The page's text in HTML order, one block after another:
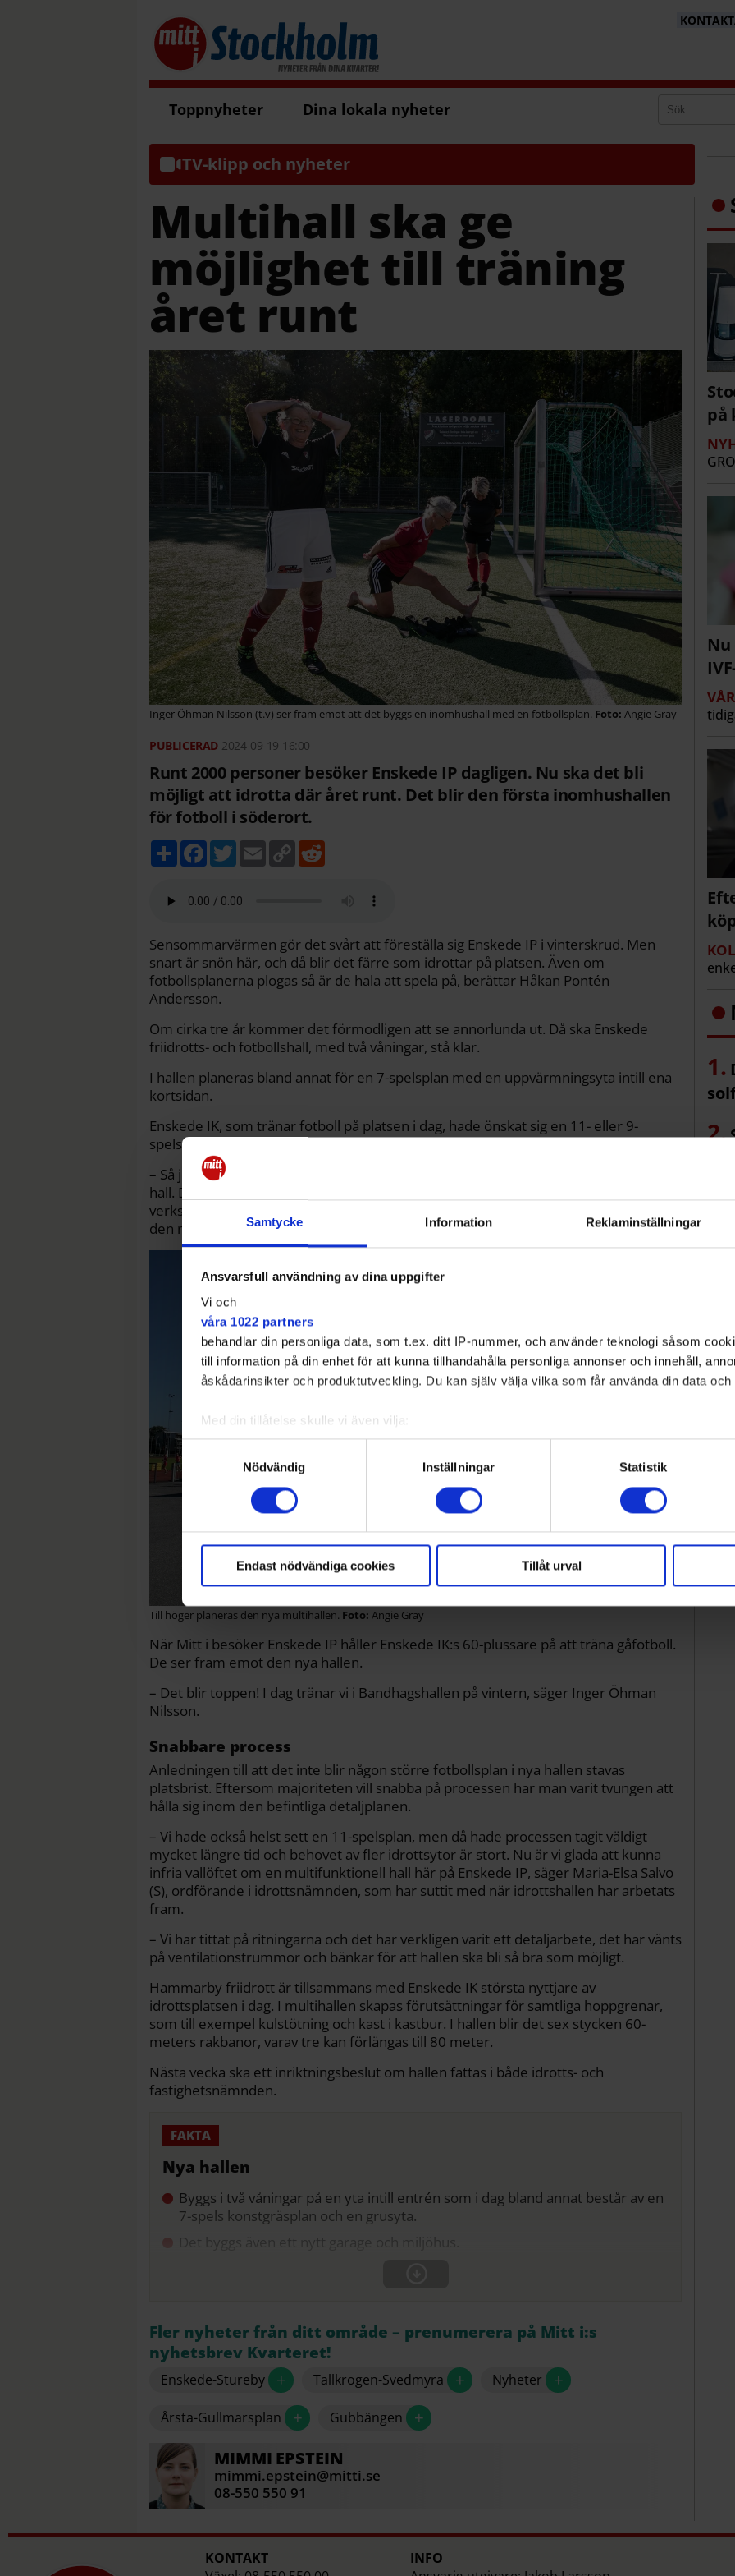
Samtycke Information Reklaminställningar
Ansvarsfull användning av dina uppgifter
Vi och
våra 1022 partners
behandlar din personliga data, som t.ex. ditt IP-nummer, och använder teknologi såsom
till information på din enhet för att kunna tillhandahålla personliga annonser och innehåll,
åskådarinsikter och produktutveckling. Du kan själv välja vilka som får använda din data
Med din tillåtelse skulle vi även vilja:
Samla in information om din geografiska plats som kan ha en noggrannhet på upp till
Identifiera din enhet genom att aktivt skanna den för specifika kännetecken
Ta reda på mer om hur dina personliga uppgifter behandlas och ställ in dina preferenser i
detaljsektionen
Samtyckesval
Nödvändig
Inställningar Statistik
Endast nödvändiga cookies Tillåt urval
Toppnyheter Dina lokala nyheter
TV-klipp och nyheter
Multihall ska ge
möjlighet till träning
året runt
Inger Öhman Nilsson (t.v) ser fram emot att det byggs en inomhushall med en fotbollsplan. Angie Gray
2024-09-19 16:00
Runt 2000 personer besöker Enskede IP dagligen. Nu ska det bli
möjligt att idrotta där året runt. Det blir den första inomhushallen
för fotboll i söderort.
D
e
F
a
b
k
T
w
t
E
m
C
o
k
Sensommarvärmen gör det svårt att föreställa sig Enskede IP i vinterskrud. Men
snart är snön här, och då blir det färre som idrottar på platsen. Även om
fotbollsplanerna plogas så är de hala att spela på, berättar Håkan Pontén
Andersson.
Om cirka tre år kommer det förmodligen att se annorlunda ut. Då ska Enskede
friidrotts- och fotbollshall, med två våningar, stå klar.
I hallen planeras bland annat för en 7-spelsplan med en uppvärmningsyta intill ena
kortsidan.
Enskede IK, som tränar fotboll på platsen i dag, hade önskat sig en 11- eller 9-
spelsplan.
– Så just den biten är vi missnöjda med. Men vi är väldigt positiva till att det byggs en
hall. Det råder stor brist på sådana, säger Håkan Pontén Andersson,
verksamhetschef på Enskede IK, vars kansli, kafeteria och verksamhet flyttar in i
den nya hallen.
Till höger planeras den nya multihallen. Angie Gray
När Mitt i besöker Enskede IP håller Enskede IK:s 60-plussare på att träna gåfotboll.
De ser fram emot den nya hallen.
– Det blir toppen! I dag tränar vi i Bandhagshallen på vintern, säger Inger Öhman
Nilsson.
Snabbare process
Anledningen till att det inte blir någon större fotbollsplan i nya hallen stavas
platsbrist. Eftersom majoriteten vill snabba på processen har man varit tvungen att
hålla sig inom den befintliga detaljplanen.
– Vi hade också helst sett en 11-spelsplan, men då hade processen tagit väldigt
mycket längre tid och behovet av fler idrottsytor är stort. Nu är vi glada att kunna
infria vallöftet om en multifunktionell hall här på Enskede IP, säger Maria-Elsa Salvo
(S), ordförande i idrottsnämnden, som har suttit med när idrottshallen har arbetats
fram.
– Vi har tittat på ritningarna och det har verkligen varit ett detaljarbete, det har vänts
på ventilationstrummor och bänkar för att hallen ska bli så bra som möjligt.
Hammarby friidrott är tillsammans med Enskede IK största nyttjare av
idrottsplatsen i dag. I multihallen skapas förutsättningar för samtliga hoppgrenar,
som till exempel kulstötning och kast i kastbur. I hallen blir det sex stycken 60-
meters rakbanor, varav tre kan förlängas till 80 meter.
Nästa vecka ska ett inriktningsbeslut om hallen fattas i både idrotts- och
fastighetsnämnden.
Nya hallen
Byggs i två våningar på en yta intill entrén som i dag bland annat består av en
7-spels konstgräsplan och en grusyta.
Det byggs även ett nytt garage och miljöhus.
Fler nyheter från ditt område – prenumerera på Mitt i:s
nyhetsbrev Kvarteret!
Enskede-Stureby + Tallkrogen-Svedmyra + Nyheter +
Årsta-Gullmarsplan + Gubbängen +
MIMMI EPSTEIN
mimmi.epstein@mitti.se
08-550 550 91
på
KONTAKT
INFO